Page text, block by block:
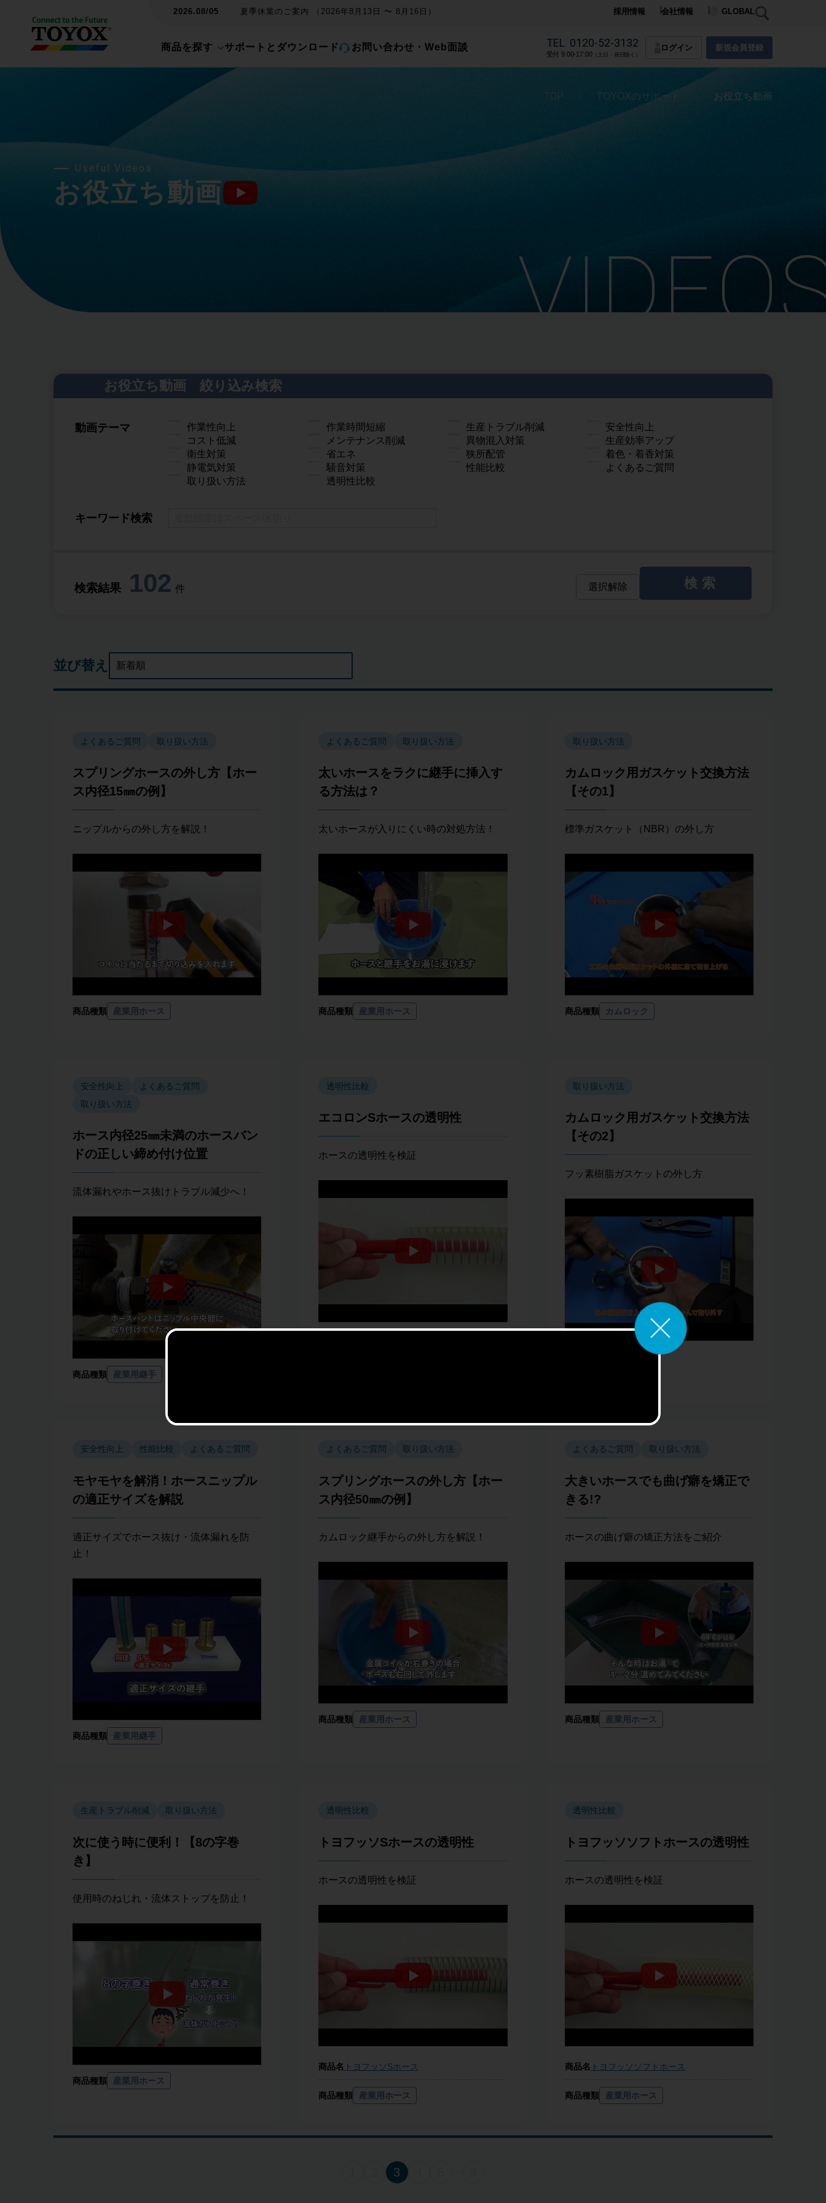
2026.08/05 夏季休業のご案内 （2026年8月13日 〜 8月16日） 採用情報 会社情報 GLOBAL
商品を探す サポートとダウンロード お問い合わせ・Web面談 TEL 0120-52-3132
受付 9:00-17:00（土日・祝日除く）
ログイン 新規会員登録
TOP ・ TOYOXのサポート ・ お役立ち動画
Useful Videos
お役立ち動画
お役立ち動画 絞り込み検索
動画テーマ 作業性向上 作業時間短縮 生産トラブル削減
安全性向上
コスト低減
メンテナンス削減 異物混入対策
生産効率アップ
衛生対策
省エネ 狭所配管
着色・着香対策
静電気対策
騒音対策 性能比較
よくあるご質問
取り扱い方法
透明性比較
キーワード検索
検索結果 102 件 選択解除 検索
並び替え
よくあるご質問 取り扱い方法
スプリングホースの外し方【ホー
ス内径15㎜の例】
ニップルからの外し方を解説！
商品種類 産業用ホース
よくあるご質問 取り扱い方法
太いホースをラクに継手に挿入す
る方法は？
太いホースが入りにくい時の対処方法！
商品種類 産業用ホース
取り扱い方法
カムロック用ガスケット交換方法
【その1】
標準ガスケット（NBR）の外し方
商品種類 カムロック
安全性向上
よくあるご質問
取り扱い方法
ホース内径25㎜未満のホースバン
ドの正しい締め付け位置
流体漏れやホース抜けトラブル減少へ！
商品種類 産業用継手
透明性比較
エコロンSホースの透明性
ホースの透明性を検証
取り扱い方法
カムロック用ガスケット交換方法
【その2】
フッ素樹脂ガスケットの外し方
安全性向上 性能比較 よくあるご質問
モヤモヤを解消！ホースニップル
の適正サイズを解説
適正サイズでホース抜け・流体漏れを防
止！
商品種類 産業用継手
よくあるご質問 取り扱い方法
スプリングホースの外し方【ホー
ス内径50㎜の例】
カムロック継手からの外し方を解説！
商品種類 産業用ホース
よくあるご質問 取り扱い方法
大きいホースでも曲げ癖を矯正で
きる!?
ホースの曲げ癖の矯正方法をご紹介
商品種類 産業用ホース
生産トラブル削減 取り扱い方法
次に使う時に便利！【8の字巻
き】
使用時のねじれ・流体ストップを防止！
商品種類 産業用ホース
透明性比較
トヨフッソSホースの透明性
ホースの透明性を検証
商品名 トヨフッソSホース
商品種類 産業用ホース
透明性比較
トヨフッソソフトホースの透明性
ホースの透明性を検証
商品名 トヨフッソソフトホース
商品種類 産業用ホース
3